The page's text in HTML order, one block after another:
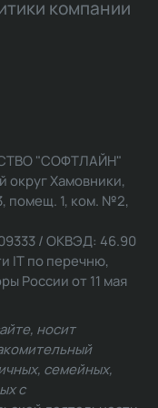
компании
"СОФТЛАЙН"
округ Хамовники,
помещ. 1, ком. №2,
/ ОКВЭД: 46.90
IT по перечню,
России от 11 мая
носит
семейных,
с